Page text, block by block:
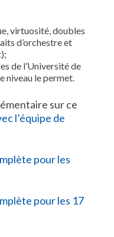
virtuosité, doubles
d’orchestre et
de l’Université de
niveau le permet.
sur ce
l’équipe de
pour les
pour les 17